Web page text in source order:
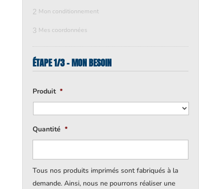
2 Mon conditionnement
3 Mes coordonnées
ÉTAPE 1/3 - MON BESOIN
Produit *
Quantité *
Tous nos produits imprimés sont fabriqués à la
demande. Ainsi, nous ne pourrons réaliser une